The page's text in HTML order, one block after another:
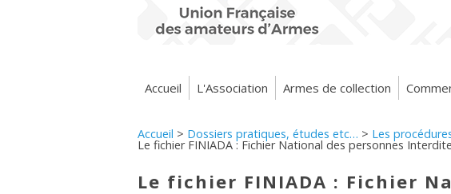
Accueil L'Association Armes de collection
Accueil > Dossiers pratiques, études etc… > Les
Le fichier FINIADA : Fichier National des personnes
Le fichier FINIADA : Fichier